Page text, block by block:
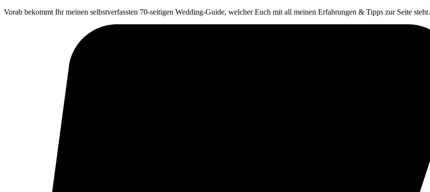
Vorab bekommt Ihr meinen selbstverfassten 70-seitigen Wedding-Guide, welcher Euch mit all meinen Erfahrungen & Tipps zur Seite steht.